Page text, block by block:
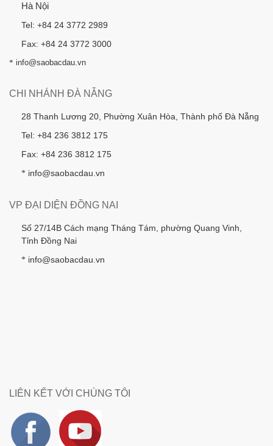
Hà Nội
Tel: +84 24 3772 2989
Fax: +84 24 3772 3000
* info@saobacdau.vn
CHI NHÁNH ĐÀ NẴNG
28 Thanh Lương 20, Phường Xuân Hòa, Thành phố Đà Nẵng
Tel: +84 236 3812 175
Fax: +84 236 3812 175
* info@saobacdau.vn
VP ĐẠI DIỆN ĐỒNG NAI
Số 27/14B Cách mạng Tháng Tám, phường Quang Vinh,
Tỉnh Đồng Nai
* info@saobacdau.vn
LIÊN KẾT VỚI CHÚNG TÔI